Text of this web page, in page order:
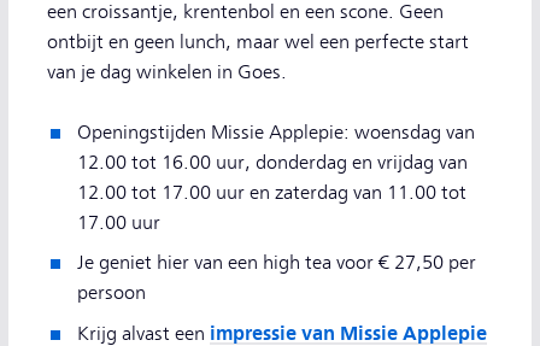
een croissantje, krentenbol en een scone. Geen
ontbijt en geen lunch, maar wel een perfecte start
van je dag winkelen in Goes.
Openingstijden Missie Applepie: woensdag van
12.00 tot 16.00 uur, donderdag en vrijdag van
12.00 tot 17.00 uur en zaterdag van 11.00 tot
17.00 uur
Je geniet hier van een high tea voor € 27,50 per
persoon
Krijg alvast een impressie van Missie Applepie